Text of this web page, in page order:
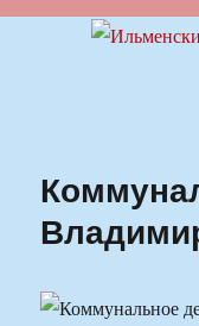
Ильменский